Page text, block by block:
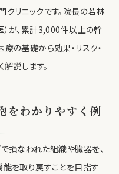
5960
19:00
リニックです。院長の若林
が、累計3,000件以上の幹
の基礎から効果・リスク・
説します。
をわかりやすく例
損なわれた組織や臓器を、
を取り戻すことを目指す